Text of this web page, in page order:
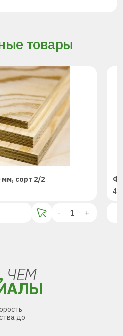
товары
сорт 2/2
- +
43
ЧЕМ
до